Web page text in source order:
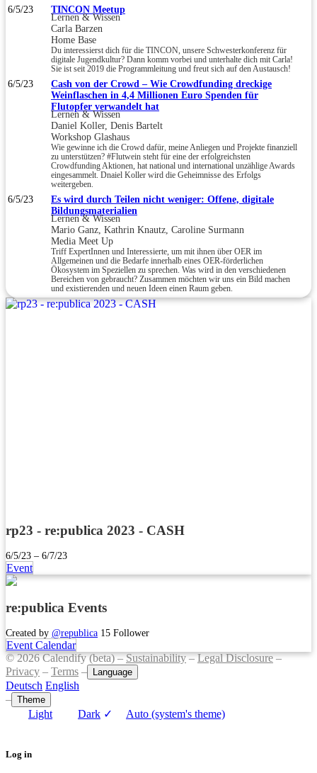
6/5/23 TINCON Meetup
Lernen & Wissen
Carla Barzen
Home Base
Du interessierst dich für die TINCON, unsere Schwesterkonferenz für
digitale Jugendkultur? Dann komm vorbei und unterhalte dich mit Carla!
Sie ist seit 2019 die Programmleitung und freut sich auf den Austausch!
6/5/23
Cash von der Crowd – Wie Crowdfunding dreckige
Weinflaschen in 4,4 Millionen Euro Spenden für
Flutopfer verwandelt hat
Lernen & Wissen
Daniel Koller, Denis Bartelt
Workshop Glashaus
Wie gewinne ich die Crowd dafür, meine Anliegen und Projekte finanziell
zu unterstützen? #Flutwein steht für eine der erfolgreichsten
Crowdfunding Aktionen, hat national und international unzählige Awards
eingesammelt. Dnaiel Koller wird die Geheimnisse des Erfolgs
weitergeben.
6/5/23
Es wird durch Teilen nicht weniger: Offene, digitale
Bildungsmaterialien
Lernen & Wissen
Mario Ganz, Kathrin Knautz, Caroline Surmann
Media Meet Up
Triff ExpertInnen und Interessierte, um mit ihnen über OER im
Allgemeinen und die Bedarfe innerhalb eines OER-förderlichen
Ökosystem im Speziellen zu sprechen. Was wird in den verschiedenen
Bereichen von gebraucht? Zusammen möchten wir uns ein Bild machen
und existierenden und neuen Ideen einen Raum geben.
rp23 - re:publica 2023 - CASH
6/5/23 – 6/7/23
Event
re:publica Events
Created by @republica 15 Follower
Event Calendar
© 2026 Calendify (beta) –Sustainability–Legal Disclosure–
Privacy – Terms – Language
Deutsch English
– Theme
Light Dark ✓ Auto (system's theme)
Log in